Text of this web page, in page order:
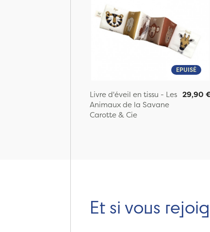
EPUISÉ
Livre d'éveil en tissu - Les
Animaux de la Savane
Carotte & Cie
29,90 €
Et si vous